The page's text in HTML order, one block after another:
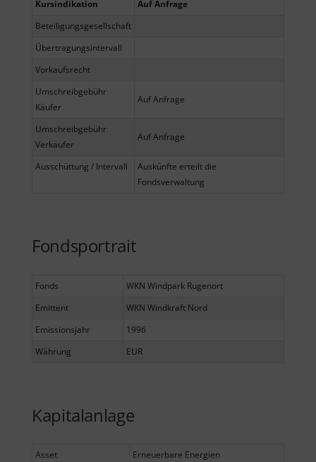
Kursindikation
Auf Anfrage
Beteiligungsgesellschaft
Übertragungsintervall
Vorkaufsrecht
Umschreibgebühr
Käufer
Auf Anfrage
Umschreibgebühr
Verkäufer
Auf Anfrage
Ausschüttung / Intervall
Auskünfte erteilt die
Fondsverwaltung
Fondsportrait
Fonds
WKN Windpark Rugenort
Emittent
WKN Windkraft Nord
Emissionsjahr
1996
Währung
EUR
Kapitalanlage
Asset
Erneuerbare Energien